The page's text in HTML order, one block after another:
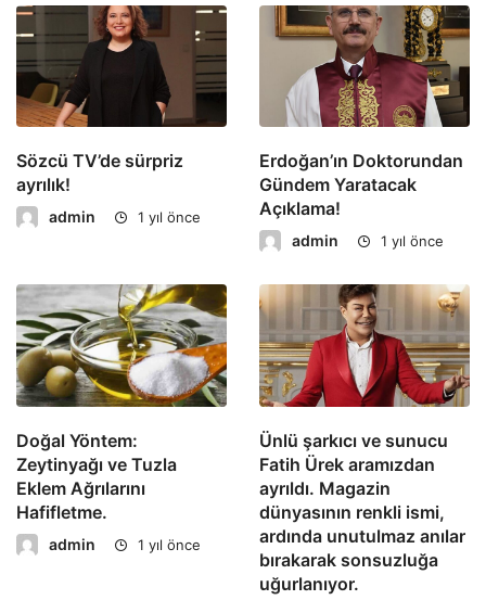
Sözcü TV’de sürpriz
ayrılık!
admin 1 yıl önce
Erdoğan’ın Doktorundan
Gündem Yaratacak
Açıklama!
admin 1 yıl önce
Doğal Yöntem:
Zeytinyağı ve Tuzla
Eklem Ağrılarını
Hafifletme.
admin 1 yıl önce
Ünlü şarkıcı ve sunucu
Fatih Ürek aramızdan
ayrıldı. Magazin
dünyasının renkli ismi,
ardında unutulmaz anılar
bırakarak sonsuzluğa
uğurlanıyor.